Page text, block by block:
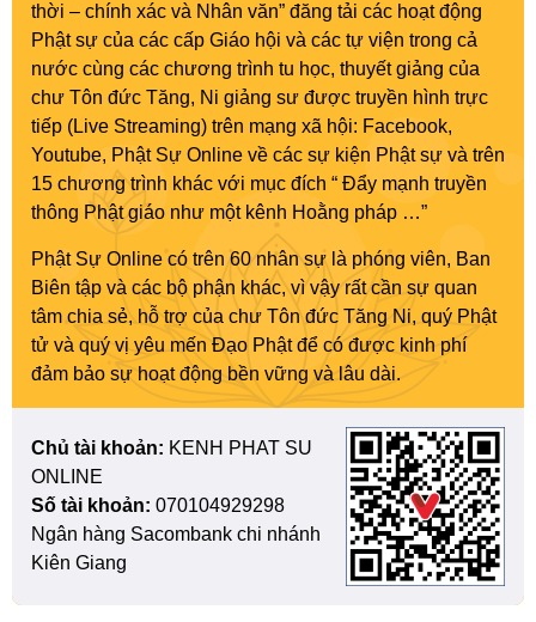
thời – chính xác và Nhân văn” đăng tải các hoạt động
Phật sự của các cấp Giáo hội và các tự viện trong cả
nước cùng các chương trình tu học, thuyết giảng của
chư Tôn đức Tăng, Ni giảng sư được truyền hình trực
tiếp (Live Streaming) trên mạng xã hội: Facebook,
Youtube, Phật Sự Online về các sự kiện Phật sự và trên
15 chương trình khác với mục đích “ Đẩy mạnh truyền
thông Phật giáo như một kênh Hoằng pháp …”
Phật Sự Online có trên 60 nhân sự là phóng viên, Ban
Biên tập và các bộ phận khác, vì vậy rất cần sự quan
tâm chia sẻ, hỗ trợ của chư Tôn đức Tăng Ni, quý Phật
tử và quý vị yêu mến Đạo Phật để có được kinh phí
đảm bảo sự hoạt động bền vững và lâu dài.
Chủ tài khoản: KENH PHAT SU
ONLINE
Số tài khoản: 070104929298
Ngân hàng Sacombank chi nhánh
Kiên Giang